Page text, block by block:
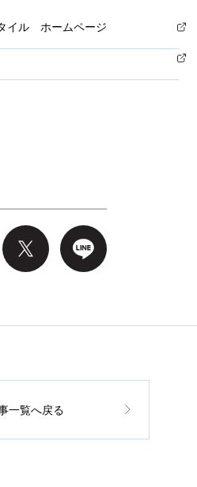
イル ホームページ
一覧へ戻る